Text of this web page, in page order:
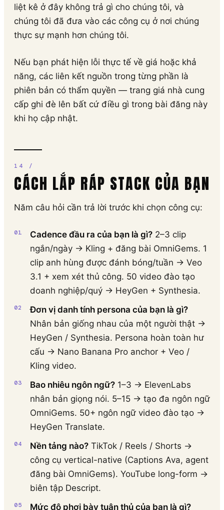
liệt kê ở đây không trả gì cho chúng tôi, và
chúng tôi đã đưa vào các công cụ ở nơi chúng
thực sự mạnh hơn chúng tôi.
Nếu bạn phát hiện lỗi thực tế về giá hoặc khả
năng, các liên kết nguồn trong từng phần là
phiên bản có thẩm quyền — trang giá nhà cung
cấp ghi đè lên bất cứ điều gì trong bài đăng này
khi họ cập nhật.
CÁCH LẮP RÁP STACK CỦA BẠN
Năm câu hỏi cần trả lời trước khi chọn công cụ:
Cadence đầu ra của bạn là gì? 2–3 clip
ngắn/ngày → Kling + đăng bài OmniGems. 1
clip anh hùng được đánh bóng/tuần → Veo
3.1 + xem xét thủ công. 50 video đào tạo
doanh nghiệp/quý → HeyGen + Synthesia.
Đơn vị danh tính persona của bạn là gì?
Nhân bản giống nhau của một người thật →
HeyGen / Synthesia. Persona hoàn toàn hư
cấu → Nano Banana Pro anchor + Veo /
Kling video.
Bao nhiêu ngôn ngữ? 1–3 → ElevenLabs
nhân bản giọng nói. 5–15 → tạo đa ngôn ngữ
OmniGems. 50+ ngôn ngữ video đào tạo →
HeyGen Translate.
Nền tảng nào? TikTok / Reels / Shorts →
công cụ vertical-native (Captions Ava, agent
đăng bài OmniGems). YouTube long-form →
biên tập Descript.
Mức độ phơi bày tuân thủ của bạn là gì?